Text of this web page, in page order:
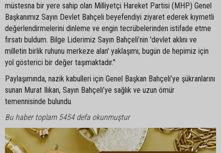
müstesna bir yere sahip olan Milliyetçi Hareket Partisi (MHP) Genel
Başkanımız Sayın Devlet Bahçeli beyefendiyi ziyaret ederek kıymetli
değerlendirmelerini dinleme ve engin tecrübelerinden istifade etme
fırsatı buldum. Bilge Liderimiz Sayın Bahçeli’nin 'devlet aklını ve
milletin birlik ruhunu merkeze alan' yaklaşımı, bugün de hepimiz için
yol gösterici bir değer taşımaktadır."
Paylaşımında, nazik kabulleri için Genel Başkan Bahçeli’ye şükranlarını
sunan Murat Ilıkan, Sayın Bahçeli’ye sağlık ve uzun ömür
temennisinde bulundu.
Bu haber toplam 5454 defa okunmuştur